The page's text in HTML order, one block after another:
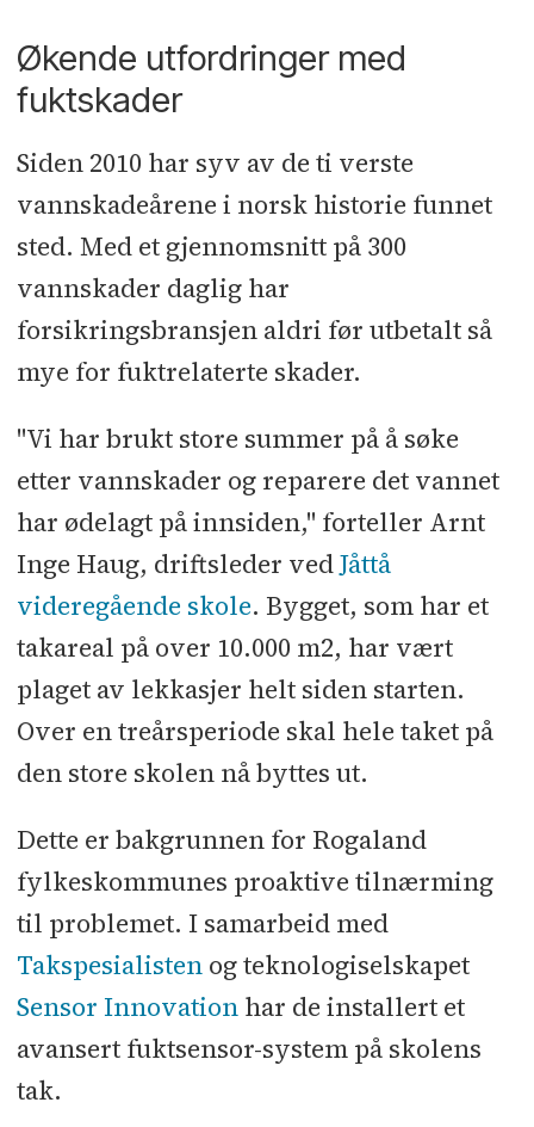
tilstand. Teknologien er utviklet i et
av verdens mest utsatte klima og er
fuktutvikling i konstruksjoner.
Økende utfordringer med
fuktskader
Siden 2010 har syv av de ti verste
vannskadeårene i norsk historie funnet
sted. Med et gjennomsnitt på 300
vannskader daglig har
forsikringsbransjen aldri før utbetalt så
mye for fuktrelaterte skader.
"Vi har brukt store summer på å søke
etter vannskader og reparere det vannet
har ødelagt på innsiden," forteller Arnt
Inge Haug, driftsleder vedJåttå
videregående skole. Bygget, som har et
takareal på over 10.000 m2, har vært
plaget av lekkasjer helt siden starten.
Over en treårsperiode skal hele taket på
den store skolen nå byttes ut.
Dette er bakgrunnen for Rogaland
fylkeskommunes proaktive tilnærming
til problemet. I samarbeid med
Takspesialistenog teknologiselskapet
Sensor Innovationhar de installert et
avansert fuktsensor-system på skolens
tak.